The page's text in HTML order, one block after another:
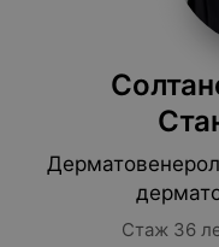
Стаж 36